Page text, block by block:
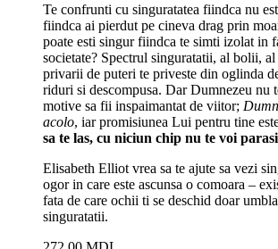
Te confrunti cu singuratatea fiindca nu
fiindca ai pierdut pe cineva drag prin
poate esti singur fiindca te simti izolat in
societate? Spectrul singuratatii, al bolii,
privarii de puteri te priveste din oglinda
riduri si descompusa. Dar Dumnezeu nu
motive sa fii inspaimantat de viitor;
acolo, iar promisiunea Lui pentru tine
sa te las, cu niciun chip nu te voi
Elisabeth Elliot vrea sa te ajute sa vezi
ogor in care este ascunsa o comoara –
fata de care ochii ti se deschid doar
singuratatii.